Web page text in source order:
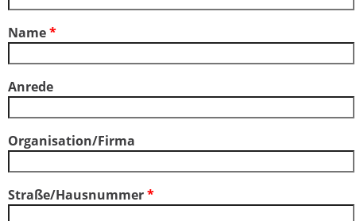
Name*
Anrede
Organisation/Firma
Straße/Hausnummer*